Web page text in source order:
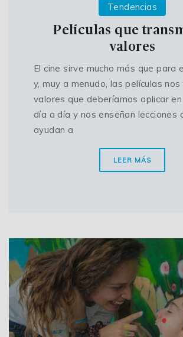
Tendencias
Películas que
valores
El cine sirve mucho más que para
y, muy a menudo, las películas
valores que deberíamos aplicar
día a día y nos enseñan lecciones
ayudan a
LEER MÁS